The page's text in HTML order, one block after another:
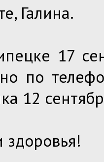
Галина.
17
по
12